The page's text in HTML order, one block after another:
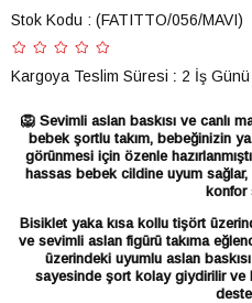
Stok Kodu (FATITTO/056/MAVI)
Kargoya Teslim Süresi : 2 İş Günü
🦁 Sevimli aslan baskısı ve canlı
bebek şortlu takım, bebeğinizin
görünmesi için özenle
hassas bebek cildine uyum sağlar,
konfor
Bisiklet yaka kısa kollu tişört
ve sevimli aslan figürü takıma
üzerindeki uyumlu aslan
sayesinde şort kolay giydirilir ve